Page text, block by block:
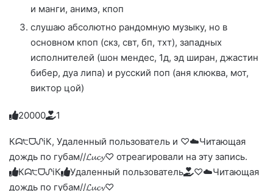
и манги, анимэ, кпоп
слушаю абсолютно рандомную музыку, но в
основном кпоп (скз, свт, бп, тхт), западных
исполнителей (шон мендес, 1д, эд ширан, джастин
бибер, дуа липа) и русский поп (аня клюква, мот,
виктор цой)
Голосуйте
вверх.
2
Нажмите
реакцию:
улыбаюсь
0
Нажмите
реакцию:
смеюсь
до
слез
0
Нажмите
реакцию:
печаль
0
Нажмите
реакцию:
плачу
0
Нажмите
благодарю
1
Кᗣ੮ᗜᔑiК, Удаленный пользователь и ♡☁️Читающая
дождь по губам//𝓛𝓾𝓬𝔂♡ отреагировали на эту запись.
Кᗣ੮ᗜᔑiК
Удаленный пользователь
♡☁️Читающая
дождь по губам//𝓛𝓾𝓬𝔂♡